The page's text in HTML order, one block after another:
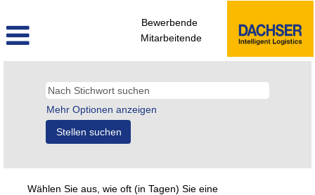
Bewerbende
Mitarbeitende
Mehr Optionen anzeigen
Wählen Sie aus, wie oft (in Tagen) Sie eine